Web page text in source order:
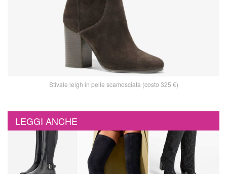
Stivale leigh in pelle scamosciata (costo 325 €)
LEGGI ANCHE